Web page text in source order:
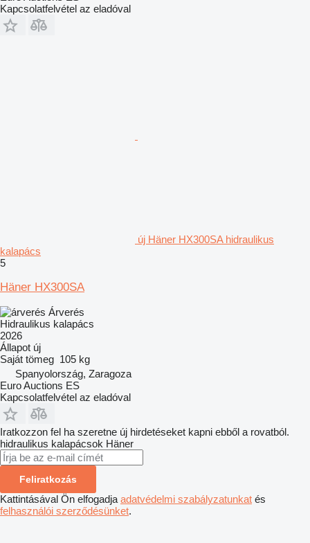
Kapcsolatfelvétel az eladóval
új Häner HX300SA hidraulikus
kalapács
5
Häner HX300SA
Árverés
Hidraulikus kalapács
2026
Állapot új
Saját tömeg 105 kg
Spanyolország, Zaragoza
Euro Auctions ES
Kapcsolatfelvétel az eladóval
Iratkozzon fel ha szeretne új hirdetéseket kapni ebből a rovatból.
hidraulikus kalapácsok Häner
Feliratkozás
Kattintásával Ön elfogadja adatvédelmi szabályzatunkat és
felhasználói szerződésünket.